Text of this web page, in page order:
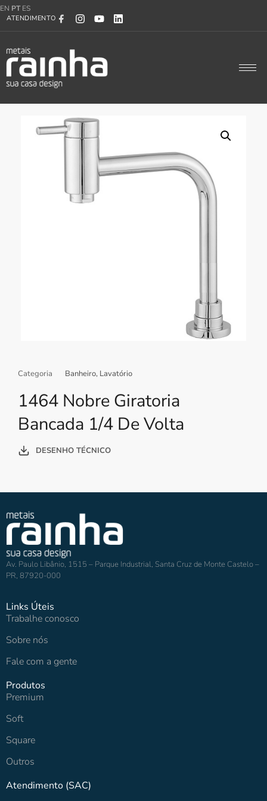
EN PT ES
ATENDIMENTO
Categoria Banheiro, Lavatório
1464 Nobre Giratoria
Bancada 1/4 De Volta
DESENHO TÉCNICO
Av. Paulo Libânio, 1515 – Parque Industrial, Santa Cruz de Monte Castelo –
PR, 87920-000
Links Úteis
Trabalhe conosco
Sobre nós
Fale com a gente
Produtos
Premium
Soft
Square
Outros
Atendimento (SAC)